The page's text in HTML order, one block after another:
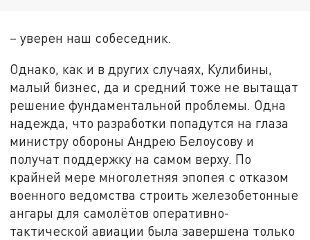
– уверен наш собеседник.
Однако, как и в других случаях, Кулибины,
малый бизнес, да и средний тоже не вытащат
решение фундаментальной проблемы. Одна
надежда, что разработки попадутся на глаза
министру обороны Андрею Белоусову и
получат поддержку на самом верху. По
крайней мере многолетняя эпопея с отказом
военного ведомства строить железобетонные
ангары для самолётов оперативно-
тактической авиации была завершена только